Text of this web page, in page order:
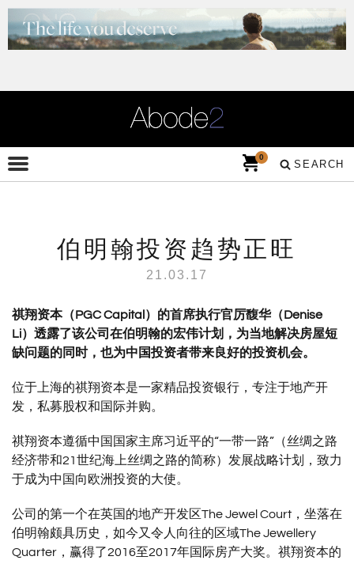
SEARCH
0
伯明翰投资趋势正旺
21.03.17
祺翔资本（PGC Capital ）的首席执行官厉馥华（Denise
Li）透露了该公司在伯明翰的宏伟计划，为当地解决房屋短
缺问题的同时，也为中国投资者带来良好的投资机会。
位于上海的祺翔资本是一家精品投资银行，专注于地产开
发，私募股权和国际并购。
祺翔资本遵循中国国家主席习近平的“一带一路”（丝绸之路
经济带和21世纪海上丝绸之路的简称）发展战略计划，致力
于成为中国向欧洲投资的大使。
公司的第一个在英国的地产开发区The Jewel Court，坐落在
伯明翰颇具历史，如今又令人向往的区域The Jewellery
Quarter，赢得了2016至2017年国际房产大奖。祺翔资本的